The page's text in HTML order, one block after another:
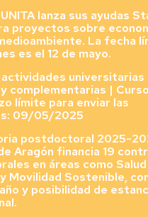
lanza sus ayudas
proyectos sobre
La fecha
es el 12 de mayo.
universitarias
complementarias |
límite para enviar las
09/05/2025
postdoctoral 2025-
Aragón financia 19
en áreas como
Movilidad Sostenible,
y posibilidad de